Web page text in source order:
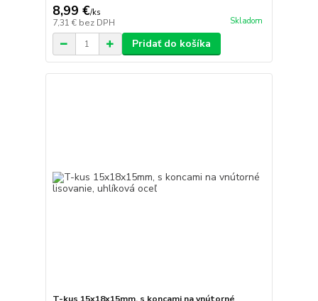
8,99 €/ks
7,31 € bez DPH Skladom
Pridať do košíka
T-kus 15x18x15mm, s koncami na vnútorné